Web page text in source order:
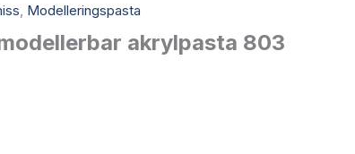
Modelleringspasta
akrylpasta 803